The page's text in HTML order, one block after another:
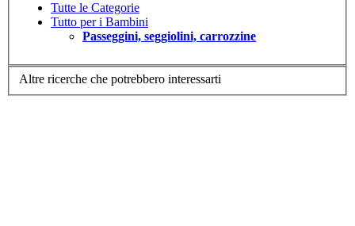
Tutte le Categorie
Tutto per i Bambini
Passeggini, seggiolini, carrozzine
Altre ricerche che potrebbero interessarti